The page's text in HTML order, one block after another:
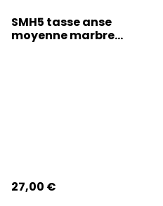
SMH5 tasse anse
moyenne marbre
27,00 €